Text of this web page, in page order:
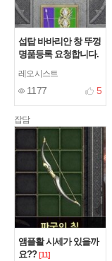
섭탑 바바리안 창 뚜껑
명품등록 요청합니다.
레오시스트
1177 5
잡담
앰플활 시세가 있을까
요?? [11]